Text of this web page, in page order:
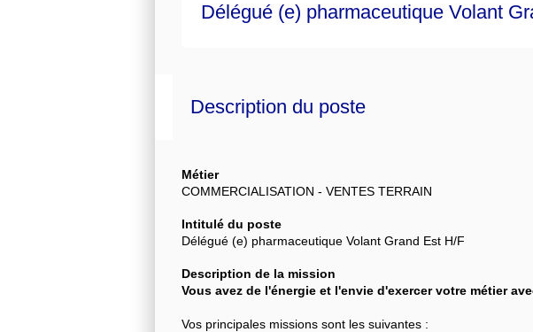
Délégué (e) pharmaceutique Volant
Description du poste
Métier
COMMERCIALISATION - VENTES TERRAIN
Intitulé du poste
Délégué (e) pharmaceutique Volant Grand Est H/F
Description de la mission
Vous avez de l'énergie et l'envie d'exercer votre métier
Vos principales missions sont les suivantes :